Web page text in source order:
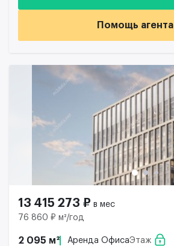
Помощь агента
13 415 273 ₽ в мес
76 860 ₽ м²/год
2 095 м² Аренда ОфисаЭтаж